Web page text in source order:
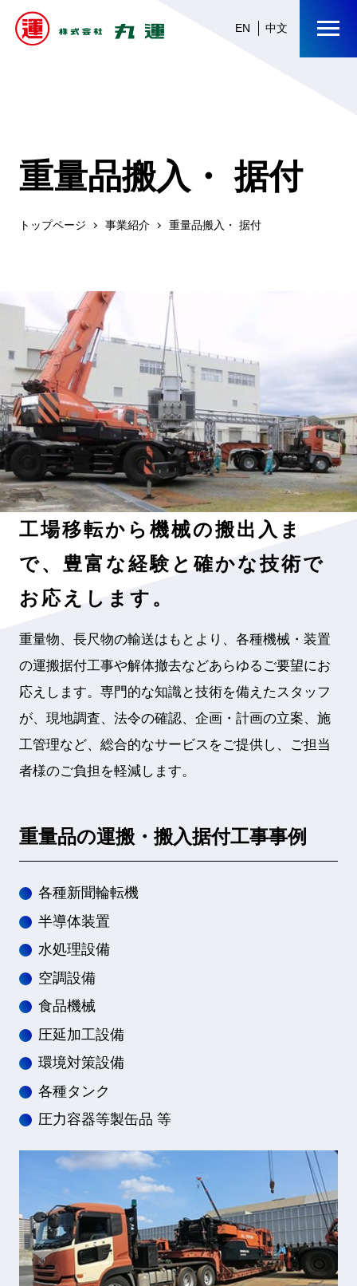
EN 中文
重量品搬入・ 据付
トップページ 事業紹介 重量品搬入・ 据付
工場移転から機械の搬出入ま
で、豊富な経験と確かな技術で
お応えします 。
重量物、長尺物の輸送はもとより、各種機械・装置
の運搬据付工事や解体撤去などあらゆるご要望にお
応えします。専門的な知識と技術を備えたスタッフ
が、現地調査、法令の確認、企画・計画の立案、施
工管理など、総合的なサービスをご提供し、ご担当
者様のご負担を軽減します。
重量品の運搬・搬入据付工事事例
各種新聞輪転機
半導体装置
水処理設備
空調設備
食品機械
圧延加工設備
環境対策設備
各種タンク
圧力容器等製缶品 等